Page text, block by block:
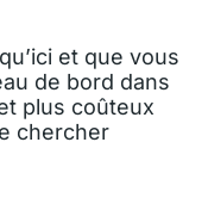
et que vous
de bord dans
plus coûteux
chercher